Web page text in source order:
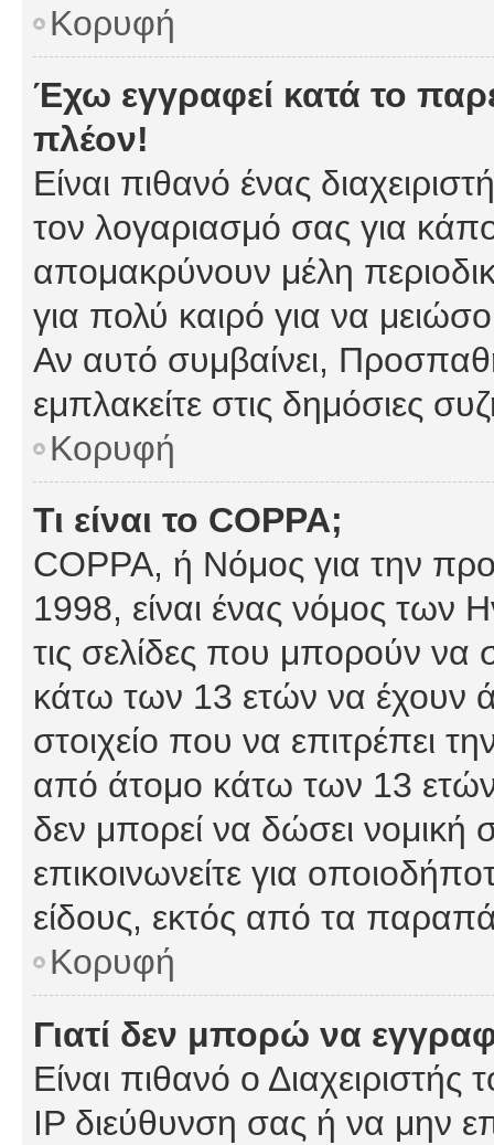
Κορυφή
Έχω εγγραφεί κατά το
πλέον!
Είναι πιθανό ένας
τον λογαριασμό σας για
απομακρύνουν μέλη
για πολύ καιρό για να
Αν αυτό συμβαίνει,
εμπλακείτε στις δημόσιες
Κορυφή
Τι είναι το COPPA;
COPPA, ή Νόμος για την
1998, είναι ένας νόμος των
τις σελίδες που μπορούν να
κάτω των 13 ετών να έχουν
στοιχείο που να επιτρέπει
από άτομο κάτω των 13
δεν μπορεί να δώσει νομική
επικοινωνείτε για
είδους, εκτός από τα
Κορυφή
Γιατί δεν μπορώ να
Είναι πιθανό ο
IP διεύθυνση σας ή να μην